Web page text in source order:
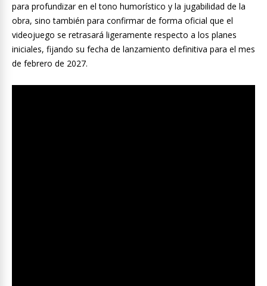
para profundizar en el tono humorístico y la jugabilidad de la
obra, sino también para confirmar de forma oficial que el
videojuego se retrasará ligeramente respecto a los planes
iniciales, fijando su fecha de lanzamiento definitiva para el mes
de febrero de 2027.